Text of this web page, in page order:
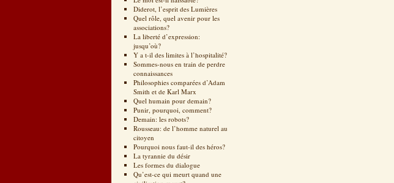
Diderot, l’esprit des Lumières
Quel rôle, quel avenir pour les
associations?
La liberté d’expression:
jusqu’où?
Y a t-il des limites à l’hospitalité?
Sommes-nous en train de perdre
connaissances
Philosophies comparées d’Adam
Smith et de Karl Marx
Quel humain pour demain?
Punir, pourquoi, comment?
Demain: les robots?
Rousseau: de l’homme naturel au
citoyen
Pourquoi nous faut-il des héros?
La tyrannie du désir
Les formes du dialogue
Qu’est-ce qui meurt quand une